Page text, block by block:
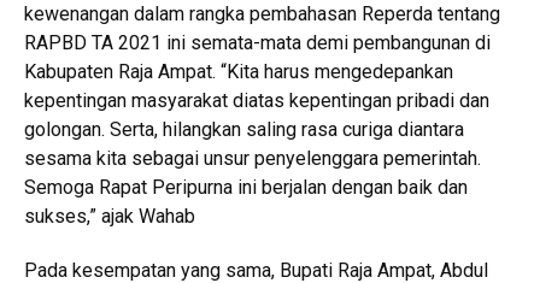
kewenangan dalam rangka pembahasan Reperda tentang
RAPBD TA 2021 ini semata-mata demi pembangunan di
Kabupaten Raja Ampat. “Kita harus mengedepankan
kepentingan masyarakat diatas kepentingan pribadi dan
golongan. Serta, hilangkan saling rasa curiga diantara
sesama kita sebagai unsur penyelenggara pemerintah.
Semoga Rapat Peripurna ini berjalan dengan baik dan
sukses,” ajak Wahab
Pada kesempatan yang sama, Bupati Raja Ampat, Abdul